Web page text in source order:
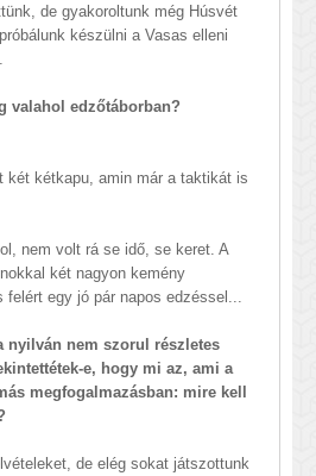
de gyakoroltunk még Húsvét
készülni a Vasas elleni
valahol edzőtáborban?
két kétkapu, amin már a taktikát is
nem volt rá se idő, se keret. A
két nagyon kemény
egy jó pár napos edzéssel...
nyilván nem szorul részletes
e, hogy mi az, ami a
megfogalmazásban: mire kell
de elég sokat játszottunk